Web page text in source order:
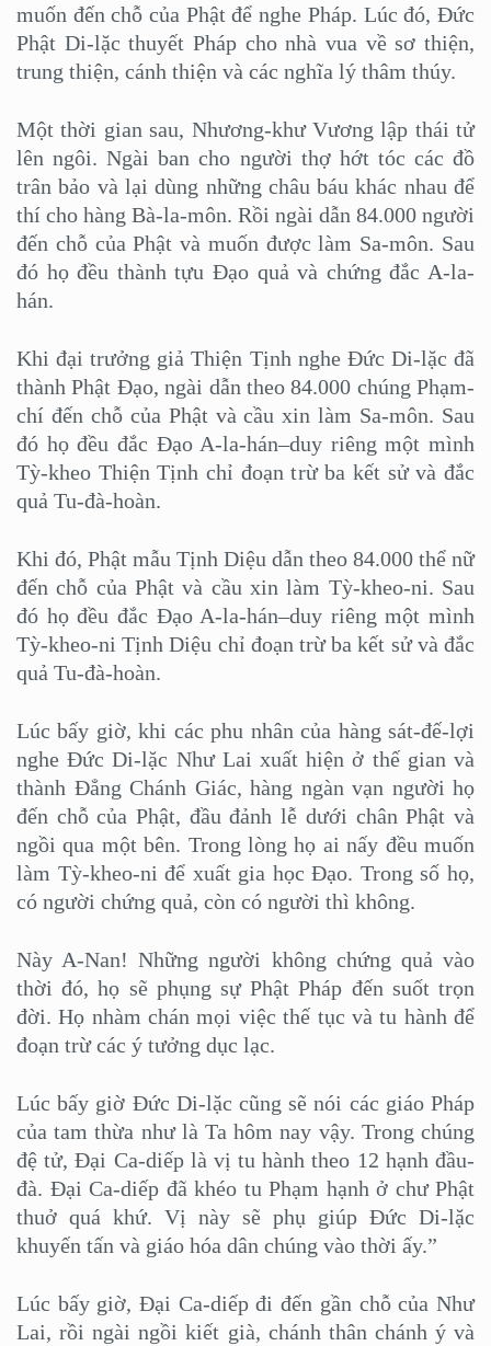
muốn đến chỗ của Phật để nghe Pháp. Lúc đó, Đức
Phật Di-lặc thuyết Pháp cho nhà vua về sơ thiện,
trung thiện, cánh thiện và các nghĩa lý thâm thúy.
Một thời gian sau, Nhương-khư Vương lập thái tử
lên ngôi. Ngài ban cho người thợ hớt tóc các đồ
trân bảo và lại dùng những châu báu khác nhau để
thí cho hàng Bà-la-môn. Rồi ngài dẫn 84.000 người
đến chỗ của Phật và muốn được làm Sa-môn. Sau
đó họ đều thành tựu Đạo quả và chứng đắc A-la-
hán.
Khi đại trưởng giả Thiện Tịnh nghe Đức Di-lặc đã
thành Phật Đạo, ngài dẫn theo 84.000 chúng Phạm-
chí đến chỗ của Phật và cầu xin làm Sa-môn. Sau
đó họ đều đắc Đạo A-la-hán–duy riêng một mình
Tỳ-kheo Thiện Tịnh chỉ đoạn trừ ba kết sử và đắc
quả Tu-đà-hoàn.
Khi đó, Phật mẫu Tịnh Diệu dẫn theo 84.000 thể nữ
đến chỗ của Phật và cầu xin làm Tỳ-kheo-ni. Sau
đó họ đều đắc Đạo A-la-hán–duy riêng một mình
Tỳ-kheo-ni Tịnh Diệu chỉ đoạn trừ ba kết sử và đắc
quả Tu-đà-hoàn.
Lúc bấy giờ, khi các phu nhân của hàng sát-đế-lợi
nghe Đức Di-lặc Như Lai xuất hiện ở thế gian và
thành Đẳng Chánh Giác, hàng ngàn vạn người họ
đến chỗ của Phật, đầu đảnh lễ dưới chân Phật và
ngồi qua một bên. Trong lòng họ ai nấy đều muốn
làm Tỳ-kheo-ni để xuất gia học Đạo. Trong số họ,
có người chứng quả, còn có người thì không.
Này A-Nan! Những người không chứng quả vào
thời đó, họ sẽ phụng sự Phật Pháp đến suốt trọn
đời. Họ nhàm chán mọi việc thế tục và tu hành để
đoạn trừ các ý tưởng dục lạc.
Lúc bấy giờ Đức Di-lặc cũng sẽ nói các giáo Pháp
của tam thừa như là Ta hôm nay vậy. Trong chúng
đệ tử, Đại Ca-diếp là vị tu hành theo 12 hạnh đầu-
đà. Đại Ca-diếp đã khéo tu Phạm hạnh ở chư Phật
thuở quá khứ. Vị này sẽ phụ giúp Đức Di-lặc
khuyến tấn và giáo hóa dân chúng vào thời ấy.”
Lúc bấy giờ, Đại Ca-diếp đi đến gần chỗ của Như
Lai, rồi ngài ngồi kiết già, chánh thân chánh ý và